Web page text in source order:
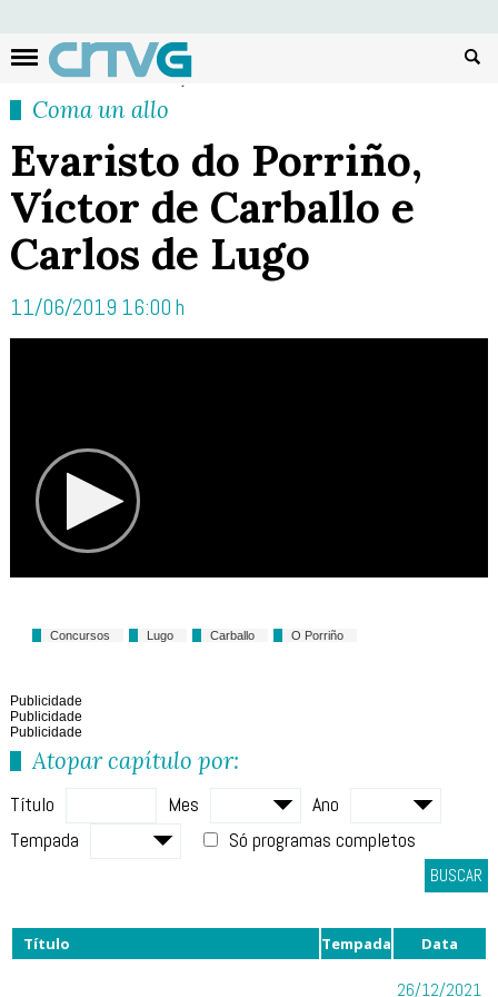
Coma un allo
Evaristo do Porriño,
Víctor de Carballo e
Carlos de Lugo
11/06/2019 16:00 h
Concursos Lugo Carballo O Porriño
Publicidade
Publicidade
Publicidade
Atopar capítulo por:
Título Mes
Ano
Tempada
Só programas completos
BUSCAR
Título Tempada Data
26/12/2021